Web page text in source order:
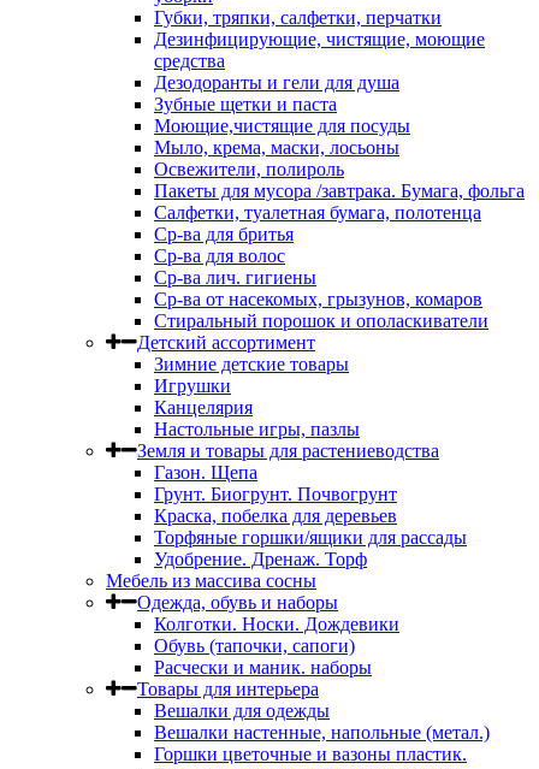
Губки, тряпки, салфетки, перчатки
Дезинфицирующие, чистящие, моющие
средства
Дезодоранты и гели для душа
Зубные щетки и паста
Моющие,чистящие для посуды
Мыло, крема, маски, лосьоны
Освежители, полироль
Пакеты для мусора /завтрака. Бумага, фольга
Салфетки, туалетная бумага, полотенца
Ср-ва для бритья
Ср-ва для волос
Ср-ва лич. гигиены
Ср-ва от насекомых, грызунов, комаров
Стиральный порошок и ополаскиватели
Детский ассортимент
Зимние детские товары
Игрушки
Канцелярия
Настольные игры, пазлы
Земля и товары для растениеводства
Газон. Щепа
Грунт. Биогрунт. Почвогрунт
Краска, побелка для деревьев
Торфяные горшки/ящики для рассады
Удобрение. Дренаж. Торф
Мебель из массива сосны
Одежда, обувь и наборы
Колготки. Носки. Дождевики
Обувь (тапочки, сапоги)
Расчески и маник. наборы
Товары для интерьера
Вешалки для одежды
Вешалки настенные, напольные (метал.)
Горшки цветочные и вазоны пластик.